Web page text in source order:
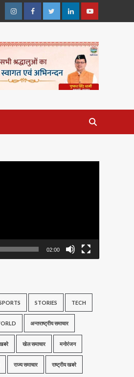
InstagramFacebookTwitterLinkedinYoutube
02:00
STORIES TECH
अन्तराष्ट्रीय समाचार
खेल समाचार मनोरंजन
राज्य समाचार राष्ट्रीय खबरे